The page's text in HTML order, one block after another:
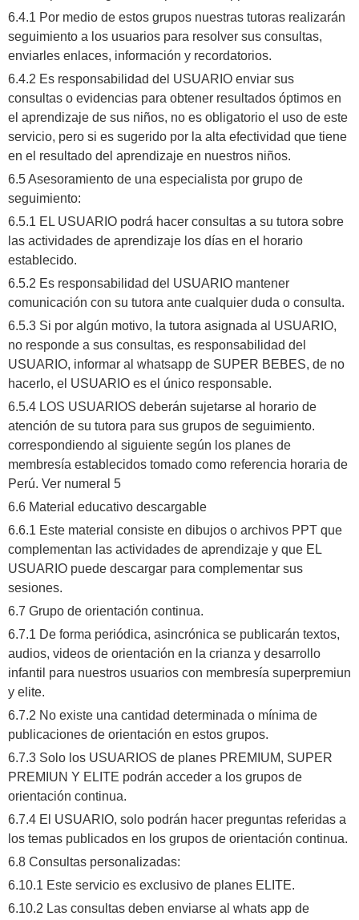
6.4.1 Por medio de estos grupos nuestras tutoras realizarán
seguimiento a los usuarios para resolver sus consultas,
enviarles enlaces, información y recordatorios.
6.4.2 Es responsabilidad del USUARIO enviar sus
consultas o evidencias para obtener resultados óptimos en
el aprendizaje de sus niños, no es obligatorio el uso de este
servicio, pero si es sugerido por la alta efectividad que tiene
en el resultado del aprendizaje en nuestros niños.
6.5 Asesoramiento de una especialista por grupo de
seguimiento:
6.5.1 EL USUARIO podrá hacer consultas a su tutora sobre
las actividades de aprendizaje los días en el horario
establecido.
6.5.2 Es responsabilidad del USUARIO mantener
comunicación con su tutora ante cualquier duda o consulta.
6.5.3 Si por algún motivo, la tutora asignada al USUARIO,
no responde a sus consultas, es responsabilidad del
USUARIO, informar al whatsapp de SUPER BEBES, de no
hacerlo, el USUARIO es el único responsable.
6.5.4 LOS USUARIOS deberán sujetarse al horario de
atención de su tutora para sus grupos de seguimiento.
correspondiendo al siguiente según los planes de
membresía establecidos tomado como referencia horaria de
Perú. Ver numeral 5
6.6 Material educativo descargable
6.6.1 Este material consiste en dibujos o archivos PPT que
complementan las actividades de aprendizaje y que EL
USUARIO puede descargar para complementar sus
sesiones.
6.7 Grupo de orientación continua.
6.7.1 De forma periódica, asincrónica se publicarán textos,
audios, videos de orientación en la crianza y desarrollo
infantil para nuestros usuarios con membresía superpremiun
y elite.
6.7.2 No existe una cantidad determinada o mínima de
publicaciones de orientación en estos grupos.
6.7.3 Solo los USUARIOS de planes PREMIUM, SUPER
PREMIUN Y ELITE podrán acceder a los grupos de
orientación continua.
6.7.4 El USUARIO, solo podrán hacer preguntas referidas a
los temas publicados en los grupos de orientación continua.
6.8 Consultas personalizadas:
6.10.1 Este servicio es exclusivo de planes ELITE.
6.10.2 Las consultas deben enviarse al whats app de